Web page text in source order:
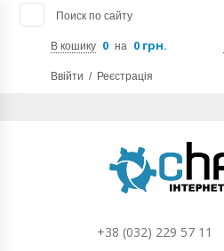
Поиск по сайту
В кошику 0 на 0 грн.
Ввійти / Реєстрація
+38 (032) 229 57 11